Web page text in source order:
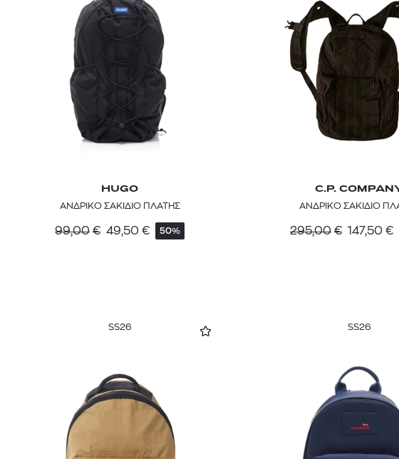
€ OFFER
ΓΥΑΛΙΑ ΗΛΙΟΥ A52S/ZVN4I0/52 ΑΝΔΡΙΚΟ
120,00 €
HUGO
ΑΝΔΡΙΚΟ ΣΑΚΙΔΙΟ ΠΛΑΤΗΣ
99,00 € 49,50 € 50%
C.P.
ΑΝΔΡΙΚΟ ΣΑΚΙΔΙΟ
295,00 € 147,50 €
SS26 SS26